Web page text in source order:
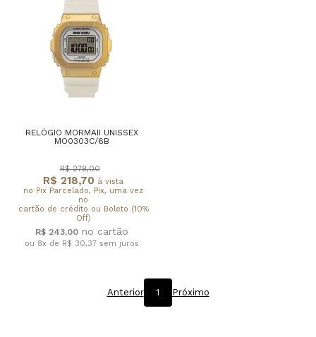
RELÓGIO MORMAII UNISSEX
MO0303C/6B
R$ 218,70 à vista
no Pix Parcelado, Pix, uma vez
no
cartão de crédito ou Boleto (10%
Off)
R$ 278,00
R$ 243,00
ou 8x de R$ 30,37 sem juros
Anterior 1 Próximo